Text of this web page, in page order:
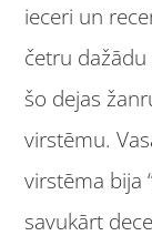
ieceri un
četru
šo dejas
virstēmu.
virstēma bija
savukārt